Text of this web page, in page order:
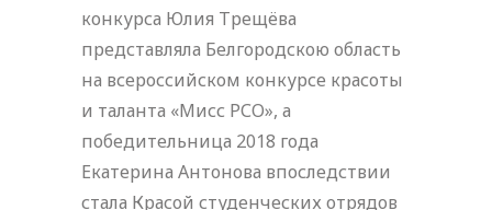
конкурса Юлия Трещёва
представляла Белгородскою область
на всероссийском конкурсе красоты
и таланта «Мисс РСО», а
победительница 2018 года
Екатерина Антонова впоследствии
стала Красой студенческих отрядов